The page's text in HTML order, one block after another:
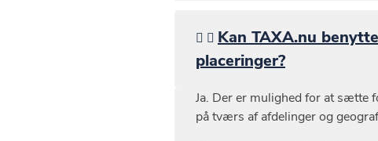
Kan TAXA.nu
placeringer?
Ja. Der er mulighed for at sætte
på tværs af afdelinger og